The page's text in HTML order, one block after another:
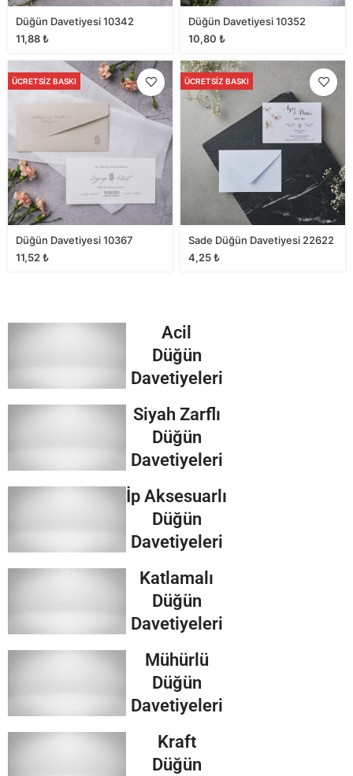
Düğün Davetiyesi 10342
11,88₺
Düğün Davetiyesi 10352
10,80 ₺
ÜCRETSIZ BASKI
Düğün Davetiyesi 10367
11,52₺
ÜCRETSIZ BASKI
Sade Düğün Davetiyesi 22622
4,25₺
Acil
Düğün
Davetiyeleri
Siyah Zarflı
Düğün
Davetiyeleri
İp Aksesuarlı
Düğün
Davetiyeleri
Katlamalı
Düğün
Davetiyeleri
Mühürlü
Düğün
Davetiyeleri
Kraft
Düğün